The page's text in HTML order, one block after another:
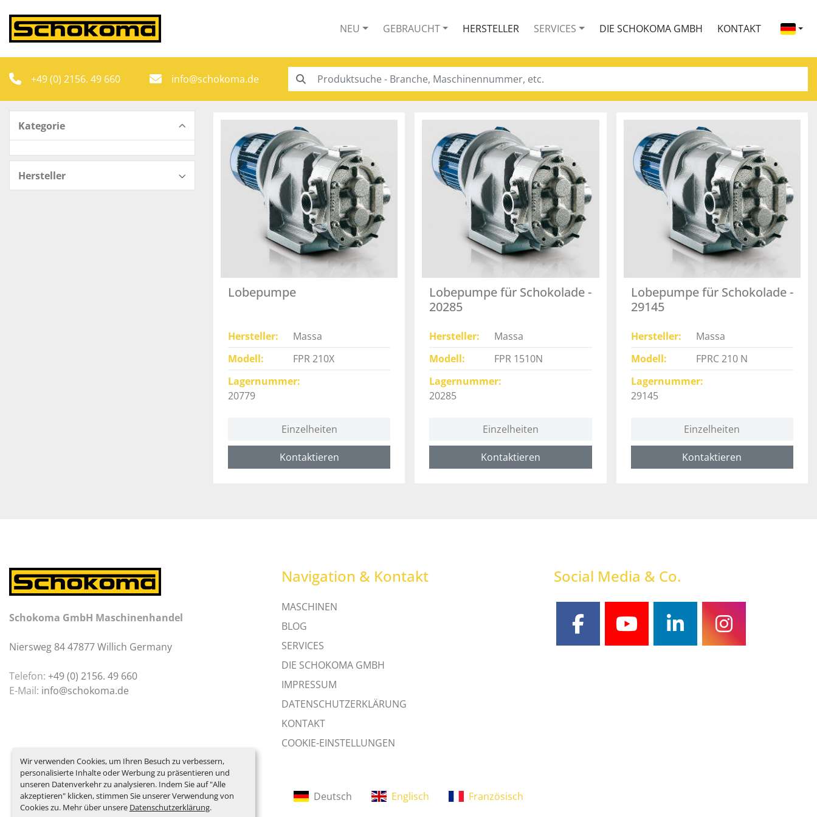
Wir verwenden Cookies, um Ihren Besuch zu verbessern,
personalisierte Inhalte oder Werbung zu präsentieren und
unseren Datenverkehr zu analysieren. Indem Sie auf "Alle
akzeptieren" klicken, stimmen Sie unserer Verwendung von
Cookies zu. Mehr über unsere Datenschutzerklärung.
NEU GEBRAUCHT HERSTELLER SERVICES DIE SCHOKOMA GMBH KONTAKT
+49 (0) 2156. 49 660 info@schokoma.de
Kategorie
Hersteller
Lobepumpe
Hersteller
Massa
Modell
FPR 210X
Lagernummer
20779
Einzelheiten
Kontaktieren
Lobepumpe für Schokolade -
20285
Hersteller
Massa
Modell
FPR 1510N
Lagernummer
20285
Einzelheiten
Kontaktieren
Lobepumpe für Schokolade -
29145
Hersteller
Massa
Modell
FPRC 210 N
Lagernummer
29145
Einzelheiten
Kontaktieren
Schokoma GmbH Maschinenhandel
Niersweg 84 47877 Willich Germany
Telefon: +49 (0) 2156. 49 660
E-Mail: info@schokoma.de
Navigation & Kontakt
MASCHINEN
BLOG
SERVICES
DIE SCHOKOMA GMBH
IMPRESSUM
DATENSCHUTZERKLÄRUNG
KONTAKT
COOKIE-EINSTELLUNGEN
Social Media & Co.
facebookyoutubelinkedininstagram
Deutsch Englisch Französisch